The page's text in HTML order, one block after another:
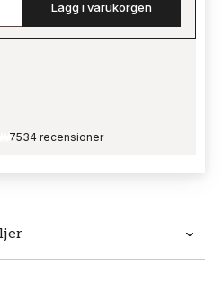
Lägg i varukorgen
7534 recensioner